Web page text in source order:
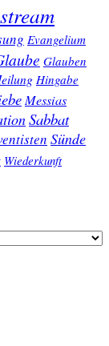
Evangelium
Glauben
Hingabe
Messias
Sabbat
Sünde
Wiederkunft